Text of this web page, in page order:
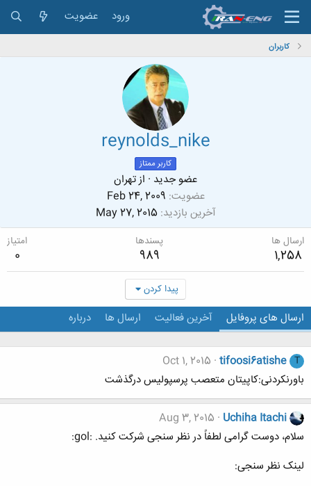
ورود عضویت
کاربران
reynolds_nike
کاربر ممتاز
عضو جدید · ازتهران
عضویت Feb 24, 2009
آخرین بازدید May 27, 2015
ارسال ها
1,258
پسندها
989
امتیاز
0
پیدا کردن
ارسال های پروفایل آخرین فعالیت ارسال ها درباره
T
tifoosi6atishe
Oct 1, 2015
باورنکردنی:کاپیتان متعصب پرسپولیس درگذشت
Uchiha Itachi
Aug 3, 2015
سلام، دوست گرامی لطفاً در نظر سنجی شرکت کنید. :gol:
لینک نظر سنجی: